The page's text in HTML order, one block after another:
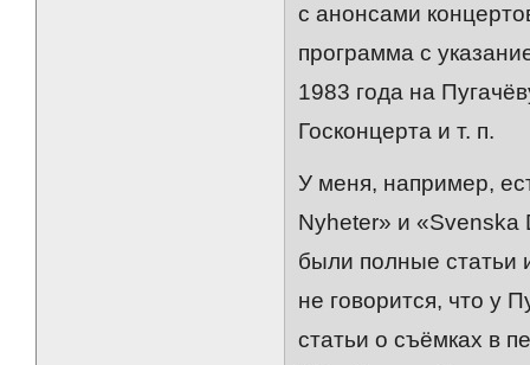
с анонсами
программа с
1983 года на
Госконцерта и т. п.
У меня, например,
Nyheter» и «Svenska
были полные статьи
не говорится, что у
статьи о съёмках в